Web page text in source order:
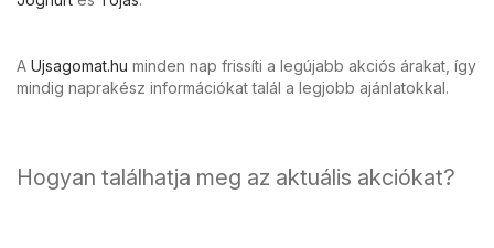
A Ujsagomat.hu minden nap frissíti a legújabb akciós árakat, így
mindig naprakész információkat talál a legjobb ajánlatokkal.
Hogyan találhatja meg az aktuális akciókat?